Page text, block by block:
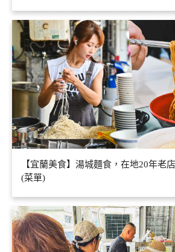
【宜蘭美食】湯城麵食，在地20年老
(菜單)